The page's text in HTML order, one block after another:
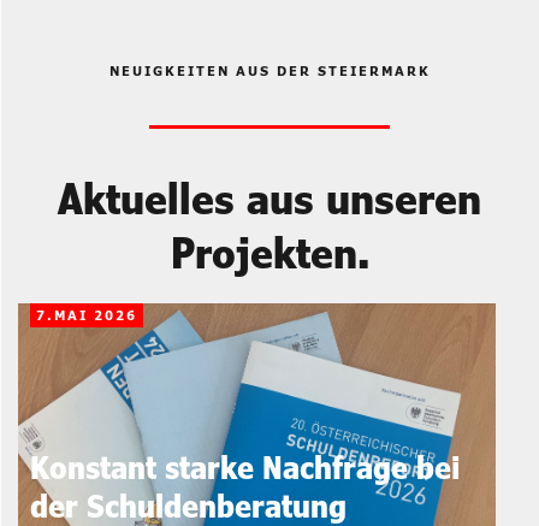
NEUIGKEITEN AUS DER STEIERMARK
Aktuelles aus unseren
Projekten.
7.MAI 2026
Konstant starke Nachfrage bei
der Schuldenberatung